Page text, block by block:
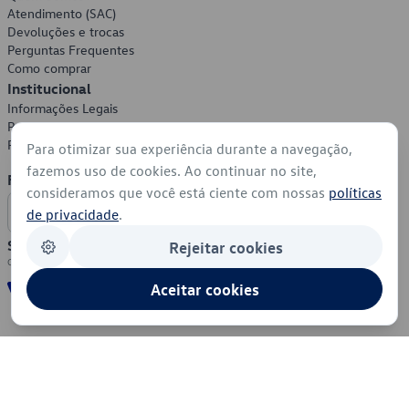
Atendimento (SAC)
Devoluções e trocas
Perguntas Frequentes
Como comprar
Institucional
Informações Legais
Política de Privacidade
Política de Cookies
Formas de Pagamento
Segurança
Para otimizar sua experiência durante a navegação,
fazemos uso de cookies. Ao continuar no site,
consideramos que você está ciente com nossas políticas
de privacidade.
Rejeitar cookies
Aceitar cookies